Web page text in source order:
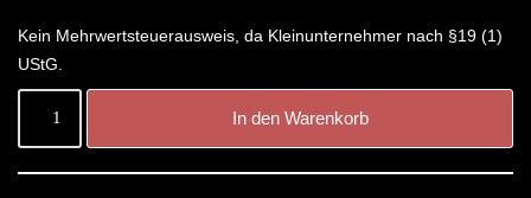
Kein Mehrwertsteuerausweis, da Kleinunternehmer nach §19 (1)
UStG.
In den Warenkorb